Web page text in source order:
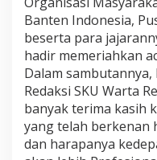
Banten Indonesia,
beserta para
hadir memeriahkan
Dalam
Redaksi SKU Warta
banyak terima kasih
yang telah berkenan
dan harapanya